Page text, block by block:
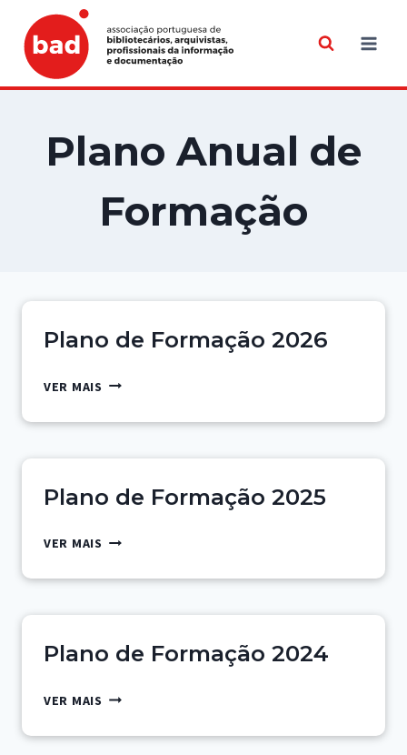
content
Plano Anual de
Formação
Plano de Formação 2026
VER MAIS PLANO
FORMAÇÃO
Plano de Formação 2025
VER MAIS PLANO
FORMAÇÃO
Plano de Formação 2024
VER MAIS PLANO
FORMAÇÃO